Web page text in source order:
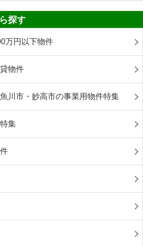
探す
万円以下物件
物件
川市・妙高市の事業用物件特集
集